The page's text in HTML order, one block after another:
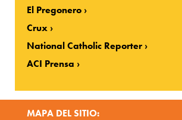
El Pregonero
Crux
National Catholic Reporter
ACI Prensa
MAPA DEL SITIO: